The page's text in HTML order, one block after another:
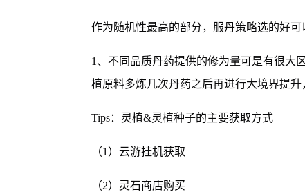
作为随机性最高的部分，服丹策略选的好
1、不同品质丹药提供的修为量可是有很大
植原料多炼几次丹药之后再进行大境界提
Tips：灵植&灵植种子的主要获取方式
（1）云游挂机获取
（2）灵石商店购买